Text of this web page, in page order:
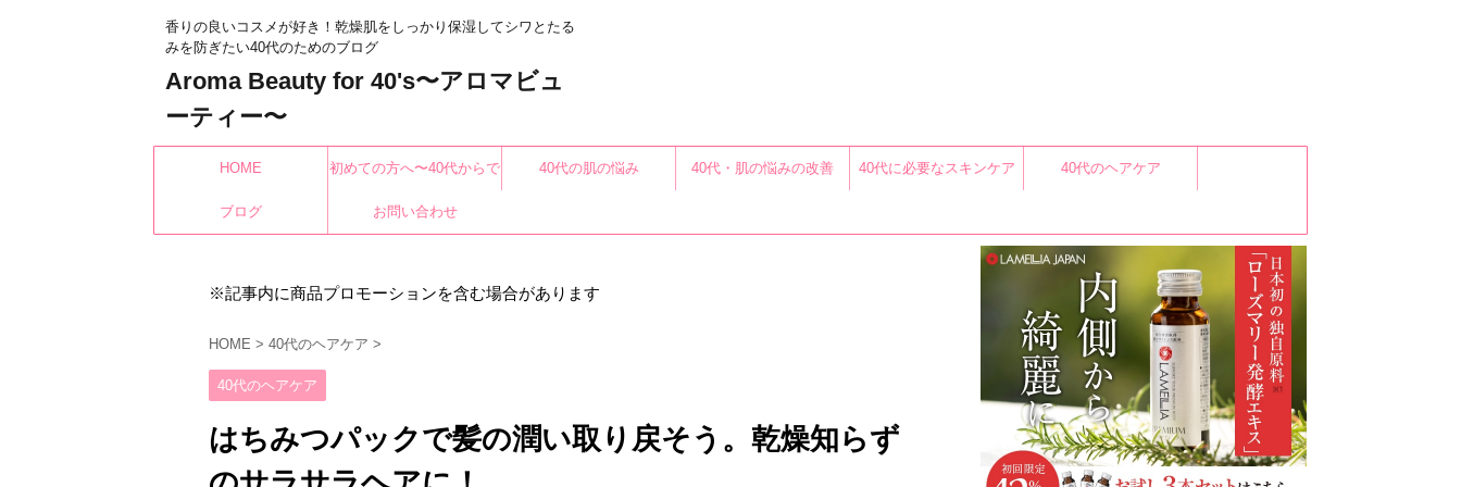
香りの良いコスメが好き！乾燥肌をしっかり保湿してシワとたる
みを防ぎたい40代のためのブログ
Aroma Beauty for 40's〜アロマビュ
ーティー〜
HOME 初めての方へ〜40代からで
もみんなキレイになれる
40代の肌の悩み 40代・肌の悩みの改善 40代に必要なスキンケア 40代のヘアケア
ブログ お問い合わせ
※記事内に商品プロモーションを含む場合があります
HOME > 40代のヘアケア >
40代のヘアケア
はちみつパックで髪の潤い取り戻そう。乾燥知らず